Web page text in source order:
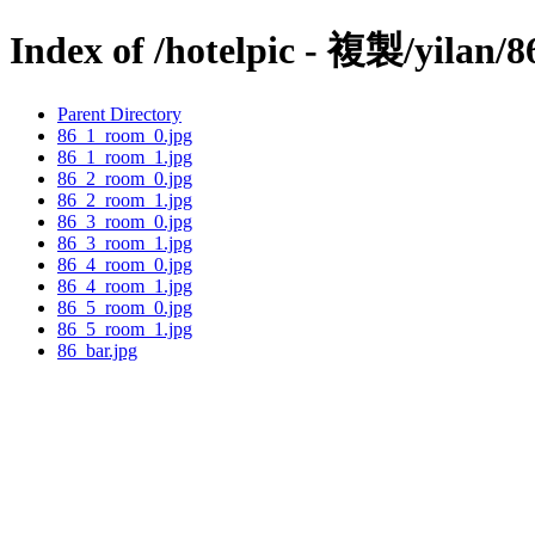
Index of /hotelpic - 複製/yilan/
Parent Directory
86_1_room_0.jpg
86_1_room_1.jpg
86_2_room_0.jpg
86_2_room_1.jpg
86_3_room_0.jpg
86_3_room_1.jpg
86_4_room_0.jpg
86_4_room_1.jpg
86_5_room_0.jpg
86_5_room_1.jpg
86_bar.jpg